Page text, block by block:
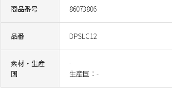
商品番号 86073806
品番 DPSLC12
素材・生産
国
-
生産国：-